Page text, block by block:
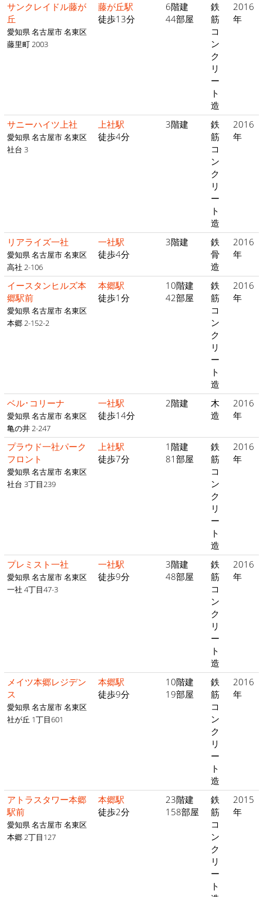
サンクレイドル藤が
丘
愛知県 名古屋市 名東区
藤里町 2003
藤が丘駅
徒歩13分
6階建
44部屋
鉄
筋
コ
ン
ク
リ
ー
ト
造
2016
年
サニーハイツ上社
愛知県 名古屋市 名東区
社台 3
上社駅
徒歩4分
3階建
鉄
筋
コ
ン
ク
リ
ー
ト
造
2016
年
リアライズ一社
愛知県 名古屋市 名東区
高社 2-106
一社駅
徒歩4分
3階建
鉄
骨
造
2016
年
イースタンヒルズ本
郷駅前
愛知県 名古屋市 名東区
本郷 2-152-2
本郷駅
徒歩1分
10階建
42部屋
鉄
筋
コ
ン
ク
リ
ー
ト
造
2016
年
ベル･コリーナ
愛知県 名古屋市 名東区
亀の井 2-247
一社駅
徒歩14分
2階建
木
造
2016
年
プラウド一社パーク
フロント
愛知県 名古屋市 名東区
社台 3丁目239
上社駅
徒歩7分
1階建
81部屋
鉄
筋
コ
ン
ク
リ
ー
ト
造
2016
年
プレミスト一社
愛知県 名古屋市 名東区
一社 4丁目47-3
一社駅
徒歩9分
3階建
48部屋
鉄
筋
コ
ン
ク
リ
ー
ト
造
2016
年
メイツ本郷レジデン
ス
愛知県 名古屋市 名東区
社が丘 1丁目601
本郷駅
徒歩9分
10階建
19部屋
鉄
筋
コ
ン
ク
リ
ー
ト
造
2016
年
アトラスタワー本郷
駅前
愛知県 名古屋市 名東区
本郷 2丁目127
本郷駅
徒歩2分
23階建
158部屋
鉄
筋
コ
ン
ク
リ
ー
ト
2015
年